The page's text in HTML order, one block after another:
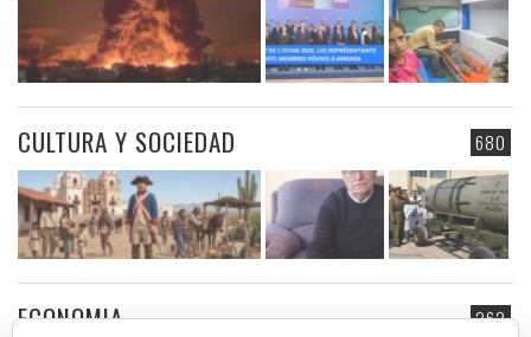
680
CULTURA Y SOCIEDAD
262
ECONOMIA